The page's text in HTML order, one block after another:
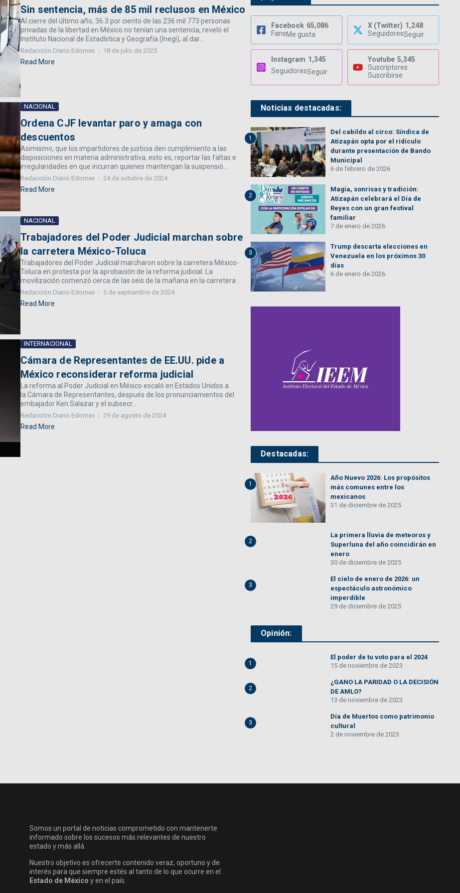
Sin sentencia, más de 85 mil reclusos en México
Al cierre del último año, 36.3 por ciento de las 236 mil 773 personas
privadas de la libertad en México no tenían una sentencia, reveló el
Instituto Nacional de Estadística y Geografía (Inegi), al dar...
Redacción Diario Edomex 18 de julio de 2025
Read More
NACIONAL
Ordena CJF levantar paro y amaga con
descuentos
Asimismo, que los impartidores de justicia den cumplimiento a las
disposiciones en materia administrativa, esto es, reportar las faltas e
irregularidades en que incurran quienes mantengan la suspensió...
Redacción Diario Edomex 24 de octubre de 2024
Read More
NACIONAL
Trabajadores del Poder Judicial marchan sobre
la carretera México-Toluca
Trabajadores del Poder Judicial marcharon sobre la carretera México-
Toluca en protesta por la aprobación de la reforma judicial. La
movilización comenzó cerca de las seis de la mañana en la carretera ...
Redacción Diario Edomex 5 de septiembre de 2024
Read More
INTERNACIONAL
Cámara de Representantes de EE.UU. pide a
México reconsiderar reforma judicial
La reforma al Poder Judicial en México escaló en Estados Unidos a
la Cámara de Representantes, después de los pronunciamientos del
embajador Ken Salazar y el subsecr...
Redacción Diario Edomex 29 de agosto de 2024
Read More
Facebook 65,086
FansMe gusta
X (Twitter) 1,248
SeguidoresSeguir
Instagram 1,345
SeguidoresSeguir
Youtube 5,345
Suscriptores
Suscribirse
Noticias destacadas:
1
Del cabildo al circo: Síndica de
Atizapán opta por el ridículo
durante presentación de Bando
Municipal
6 de febrero de 2026
2
Magia, sonrisas y tradición:
Atizapán celebrará el Día de
Reyes con un gran festival
familiar
7 de enero de 2026
3
Trump descarta elecciones en
Venezuela en los próximos 30
días
6 de enero de 2026
Destacadas:
1
Año Nuevo 2026: Los propósitos
más comunes entre los
mexicanos
31 de diciembre de 2025
2
La primera lluvia de meteoros y
Superluna del año coincidirán en
enero
30 de diciembre de 2025
3
El cielo de enero de 2026: un
espectáculo astronómico
imperdible
29 de diciembre de 2025
Opinión:
1
El poder de tu voto para el 2024
15 de noviembre de 2023
2
¿GANO LA PARIDAD O LA DECISIÓN
DE AMLO?
13 de noviembre de 2023
3
Día de Muertos como patrimonio
cultural
2 de noviembre de 2023
Somos un portal de noticias comprometido con mantenerte
informado sobre los sucesos más relevantes de nuestro
estado y más allá.
Nuestro objetivo es ofrecerte contenido veraz, oportuno y de
interés para que siempre estés al tanto de lo que ocurre en el
Estado de México y en el país.